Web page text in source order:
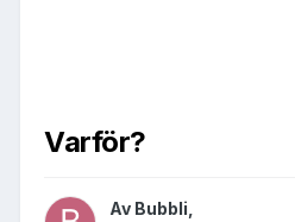
Varför?
Av Bubbli